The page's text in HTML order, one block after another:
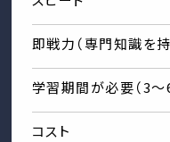
即戦力（専門知識を持
学習期間が必要（3〜6
コスト